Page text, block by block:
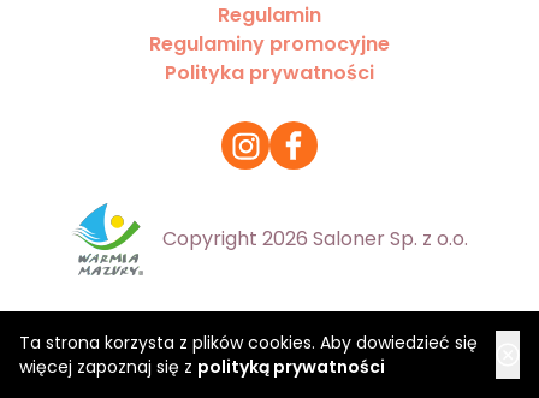
Ta strona korzysta z plików cookies. Aby dowiedzieć się
więcej zapoznaj się z polityką prywatności
Regulamin
Regulaminy promocyjne
Polityka prywatności
Copyright 2026 Saloner Sp. z o.o.